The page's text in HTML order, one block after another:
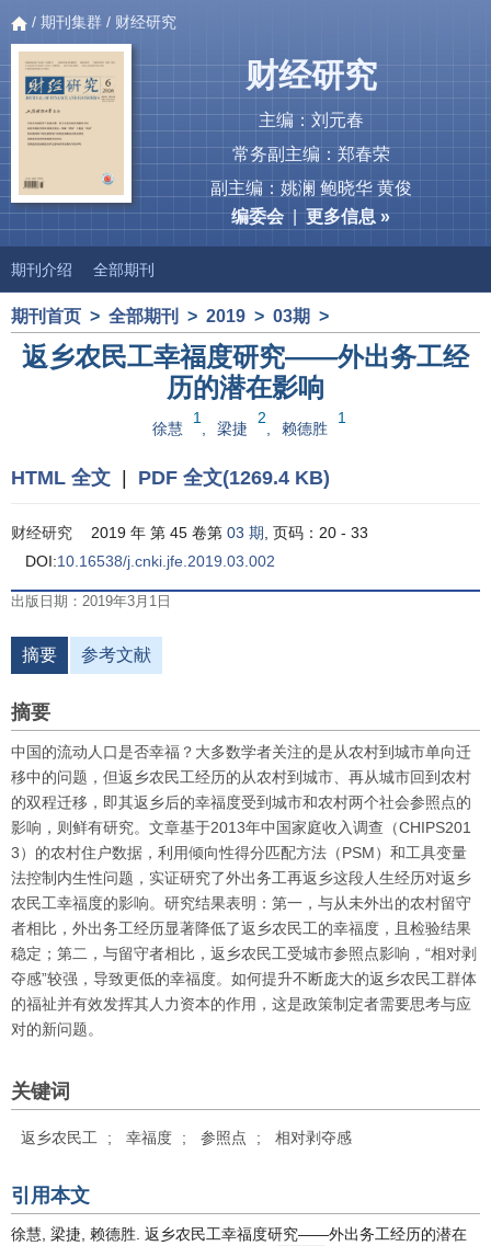
/ 期刊集群 / 财经研究
财经研究
主编：刘元春
常务副主编：郑春荣
副主编：姚澜 鲍晓华 黄俊
编委会|更多信息 »
期刊介绍 全部期刊
期刊首页 > 全部期刊 > 2019 > 03期 >
返乡农民工幸福度研究——外出务工经
历的潜在影响
徐慧
1
, 梁捷
2
赖德胜
1
HTML 全文 PDF 全文(1269.4 KB)
财经研究 2019 年 第 45 卷第 03 期 , 页码：20 - 33
DOI:10.16538/j.cnki.jfe.2019.03.002
出版日期：2019年3月1日
摘要 参考文献
摘要
中国的流动人口是否幸福？大多数学者关注的是从农村到城市单向迁
移中的问题，但返乡农民工经历的从农村到城市、再从城市回到农村
的双程迁移，即其返乡后的幸福度受到城市和农村两个社会参照点的
影响，则鲜有研究。文章基于2013年中国家庭收入调查（CHIPS201
3）的农村住户数据，利用倾向性得分匹配方法（PSM）和工具变量
法控制内生性问题，实证研究了外出务工再返乡这段人生经历对返乡
农民工幸福度的影响。研究结果表明：第一，与从未外出的农村留守
者相比，外出务工经历显著降低了返乡农民工的幸福度，且检验结果
稳定；第二，与留守者相比，返乡农民工受城市参照点影响，“相对剥
夺感”较强，导致更低的幸福度。如何提升不断庞大的返乡农民工群体
的福祉并有效发挥其人力资本的作用，这是政策制定者需要思考与应
对的新问题。
关键词
返乡农民工 ; 幸福度 ; 参照点 ; 相对剥夺感
引用本文
徐慧, 梁捷, 赖德胜. 返乡农民工幸福度研究——外出务工经历的潜在